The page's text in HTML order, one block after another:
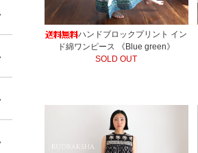
ハンドブロックプリント イン
ド綿ワンピース 《Blue green》
SOLD OUT